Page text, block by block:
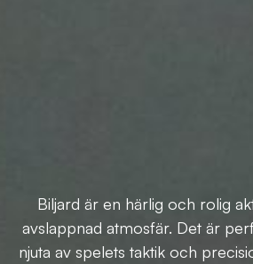
Biljard är en härlig och rolig
avslappnad atmosfär. Det är
njuta av spelets taktik och